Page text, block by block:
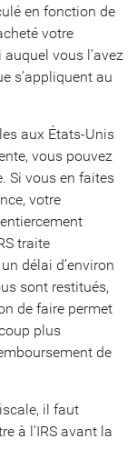
en fonction de
votre
vous l’avez
s’appliquent au
aux États-Unis
vous pouvez
Si vous en faites
votre
traite
délai d’environ
sont restitués,
de faire permet
plus
de
il faut
à l’IRS avant la